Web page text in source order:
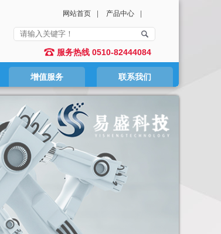
网站首页 产品中心
服务热线 0510-82444084
增值服务 联系我们